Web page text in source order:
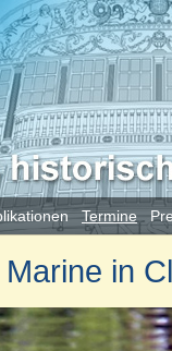
Termine
in